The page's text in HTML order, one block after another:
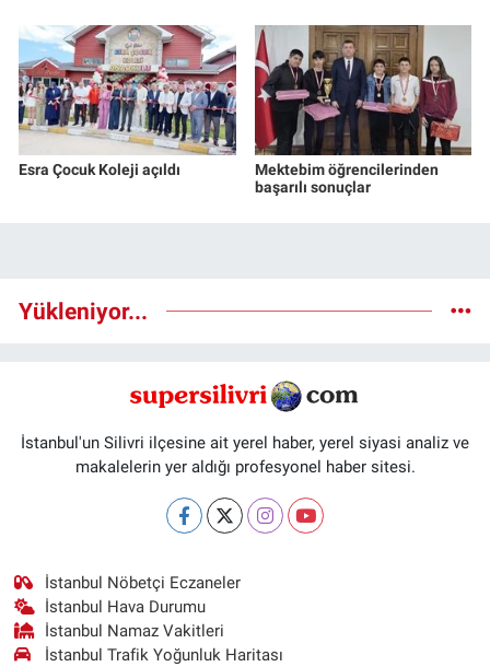
Esra Çocuk Koleji açıldı
Mektebim öğrencilerinden
başarılı sonuçlar
Yükleniyor...
İstanbul'un Silivri ilçesine ait yerel haber, yerel siyasi analiz ve
makalelerin yer aldığı profesyonel haber sitesi.
İstanbul Nöbetçi Eczaneler
İstanbul Hava Durumu
İstanbul Namaz Vakitleri
İstanbul Trafik Yoğunluk Haritası